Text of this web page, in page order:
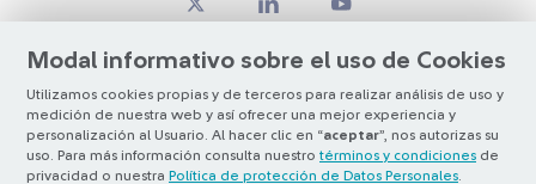
Modal informativo sobre el uso de Cookies
Utilizamos cookies propias y de terceros para realizar análisis de uso y
medición de nuestra web y así ofrecer una mejor experiencia y
personalización al Usuario. Al hacer clic en “aceptar”, nos autorizas su
uso. Para más información consulta nuestro términos y condiciones de
privacidad o nuestra Política de protección de Datos Personales
© Copyright Grupo SURA 2026